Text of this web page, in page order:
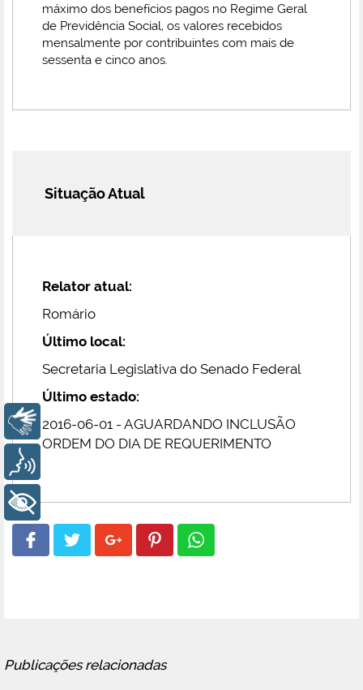
máximo dos benefícios pagos no Regime Geral
de Previdência Social, os valores recebidos
mensalmente por contribuintes com mais de
sessenta e cinco anos.
Situação Atual
Relator atual:
Romário
Último local:
Secretaria Legislativa do Senado Federal
Último estado:
2016-06-01 - AGUARDANDO INCLUSÃO
ORDEM DO DIA DE REQUERIMENTO
Publicações relacionadas
Libras
+ Acessibilidade